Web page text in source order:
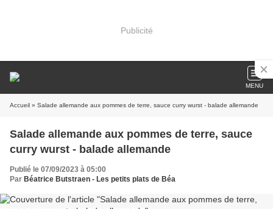
Publicité
MENU
Accueil » Salade allemande aux pommes de terre, sauce curry wurst - balade allemande
Salade allemande aux pommes de terre, sauce
curry wurst - balade allemande
Publié le 07/09/2023 à 05:00
Par Béatrice Butstraen - Les petits plats de Béa